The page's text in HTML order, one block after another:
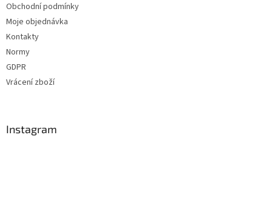
Obchodní podmínky
Moje objednávka
Kontakty
Normy
GDPR
Vrácení zboží
Instagram